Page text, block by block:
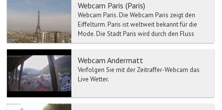
Webcam Paris (Paris)
Webcam Paris. Die Webcam Paris zeigt den
Eiffelturm. Paris ist weltweit bekannt für die
Mode. Die Stadt Paris wird durch den Fluss
Se...
Webcam Andermatt
Verfolgen Sie mit der Zeitraffer-Webcam das
Live Wetter.